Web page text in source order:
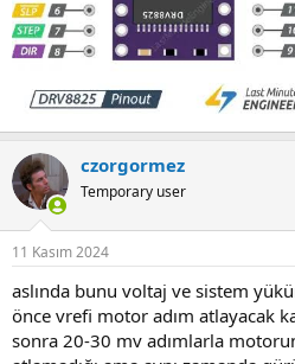
czorgormez
Temporary user
11 Kasım 2024
aslında bunu voltaj ve sistem
önce vrefi motor adım atlayacak
sonra 20-30 mv adımlarla